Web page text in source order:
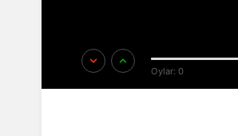
Oylar: 0